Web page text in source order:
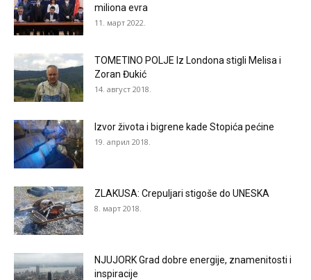
miliona evra
11. март 2022.
TOMETINO POLJE Iz Londona stigli Melisa i
Zoran Đukić
14. август 2018.
Izvor života i bigrene kade Stopića pećine
19. април 2018.
ZLAKUSA: Crepuljari stigoše do UNESKA
8. март 2018.
NJUJORK Grad dobre energije, znamenitosti i
inspiracije